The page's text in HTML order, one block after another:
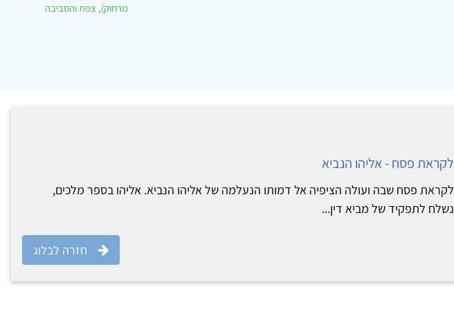
מרחוק), צפת והסביבה
לקראת פסח - אליהו הנביא
לקראת פסח שבה ועולה הציפיה אל דמותו הנעלמה של אליהו הנביא. אליהו בספר מלכים,
נשלח לתפקיד של מביא דין...
חזרה לבלוג